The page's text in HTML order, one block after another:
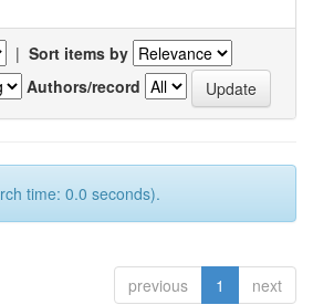
| Sort items by
Authors/record
time: 0.0 seconds).
previous 1 next